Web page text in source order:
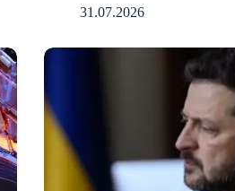
31.07.2026